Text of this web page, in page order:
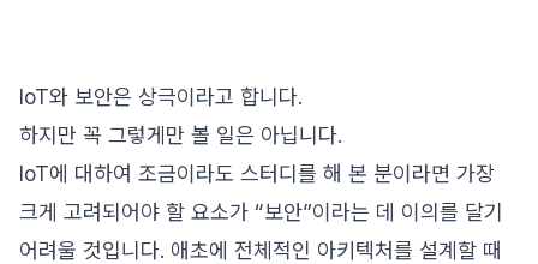
IoT와 보안은 상극이라고 합니다.
하지만 꼭 그렇게만 볼 일은 아닙니다.
IoT에 대하여 조금이라도 스터디를 해 본 분이라면 가장
크게 고려되어야 할 요소가 “보안”이라는 데 이의를 달기
어려울 것입니다. 애초에 전체적인 아키텍처를 설계할 때